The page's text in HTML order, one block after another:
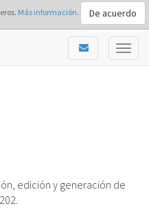
Más información. De acuerdo
edición y generación de